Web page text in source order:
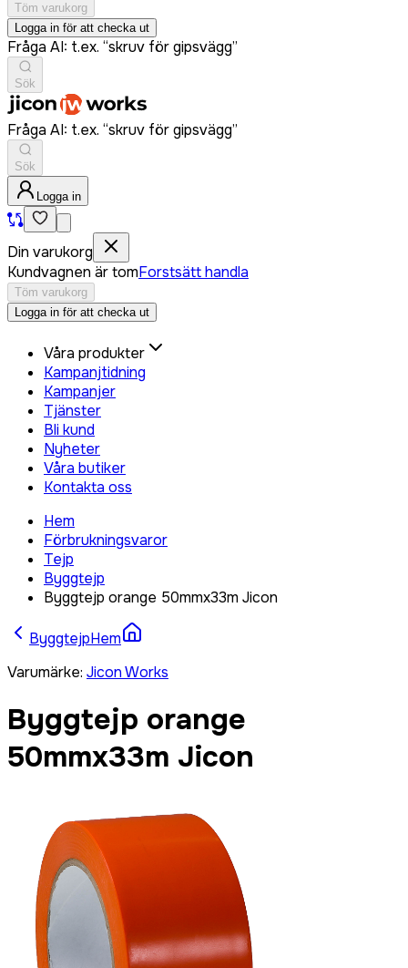
Töm varukorg
Logga in för att checka ut
Fråga AI: t.ex. “skruv för gipsvägg”
Sök
Fråga AI: t.ex. “skruv för gipsvägg”
Sök
Logga in
Din varukorg
Kundvagnen är tomForstsätt handla
Töm varukorg
Logga in för att checka ut
Våra produkter
Kampanjtidning
Kampanjer
Tjänster
Bli kund
Nyheter
Våra butiker
Kontakta oss
Hem
Förbrukningsvaror
Tejp
Byggtejp
Byggtejp orange 50mmx33m Jicon
ByggtejpHem
Varumärke: Jicon Works
Byggtejp orange
50mmx33m Jicon